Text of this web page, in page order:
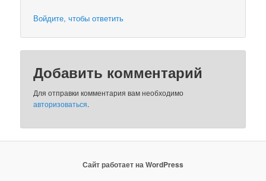
Войдите, чтобы ответить
Добавить комментарий
Для отправки комментария вам необходимо
авторизоваться.
Сайт работает на WordPress